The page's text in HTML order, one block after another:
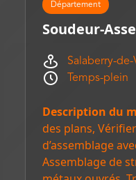
Soudeur-
Département
Salaberry-
Temps-plein
Description du
des plans,
d’assemblage
Assemblage de